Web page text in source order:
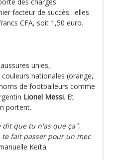
facteur de succès : elles
CFA, soit 1,50 euro.
unies,
nationales (orange,
de footballeurs comme
Lionel Messi. Et
portent.
dit que tu n'as que ça",
fait passer pour un mec
Keïta.